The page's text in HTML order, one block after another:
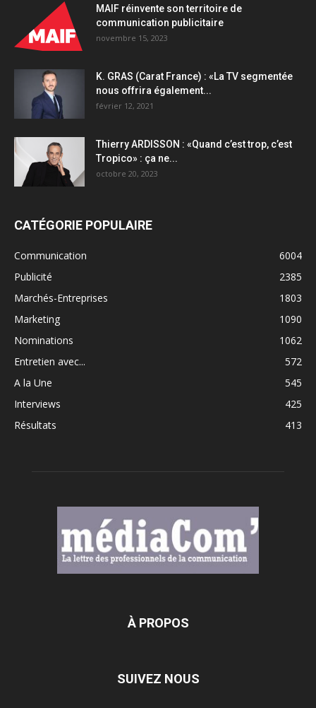
MAIF réinvente son territoire de
communication publicitaire
novembre 15, 2023
K. GRAS (Carat France) : «La TV segmentée
nous offrira également...
février 12, 2021
Thierry ARDISSON : «Quand c’est trop, c’est
Tropico» : ça ne...
octobre 20, 2023
CATÉGORIE POPULAIRE
Communication
6004
Publicité
2385
Marchés-Entreprises
1803
Marketing
1090
Nominations
1062
Entretien avec...
572
A la Une
545
Interviews
425
Résultats
413
À PROPOS
SUIVEZ NOUS